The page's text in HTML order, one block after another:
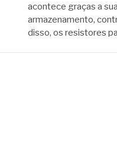
acontece graças a
armazenamento,
disso, os resistores